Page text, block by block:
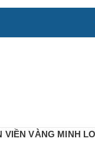
VIỀN VÀNG MINH